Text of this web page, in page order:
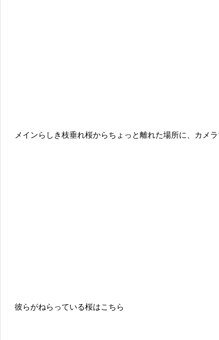
メインらしき枝垂れ桜からちょっと離れた場所に、カメ
彼らがねらっている桜はこちら